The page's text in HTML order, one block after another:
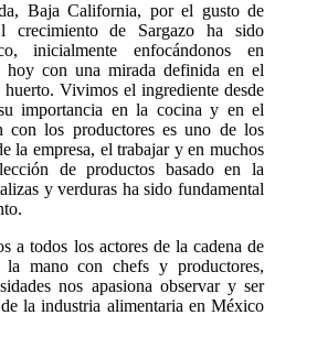
Baja California, por el gusto de
crecimiento de Sargazo ha sido
inicialmente enfocándonos en
hoy con una mirada definida en el
Vivimos el ingrediente desde
importancia en la cocina y en el
con los productores es uno de los
la empresa, el trabajar y en muchos
de productos basado en la
y verduras ha sido fundamental
a todos los actores de la cadena de
la mano con chefs y productores,
nos apasiona observar y ser
la industria alimentaria en México